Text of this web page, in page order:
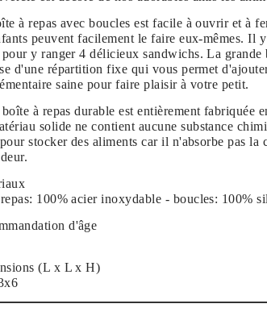
à repas avec boucles estfacile à ouvrir et à
peuvent facilement le faire eux-mêmes. Il
pour y ranger 4 délicieux sandwichs. La grande
d'une répartition fixe qui vous permet
saine pour faire plaisir à votre petit.
à repas durable est entièrement fabriquée
solide ne contient aucune substance
stocker des aliments car il n'absorbe pas la
100% acier inoxydable - boucles: 100%
d'âge
(L x L x H)